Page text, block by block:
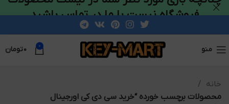
منو 0 ۰تومان
خانه
محصولات برچسب خورده “خرید سی دی کی اورجینال
فروشگاه نیست با ما در تماس باشید